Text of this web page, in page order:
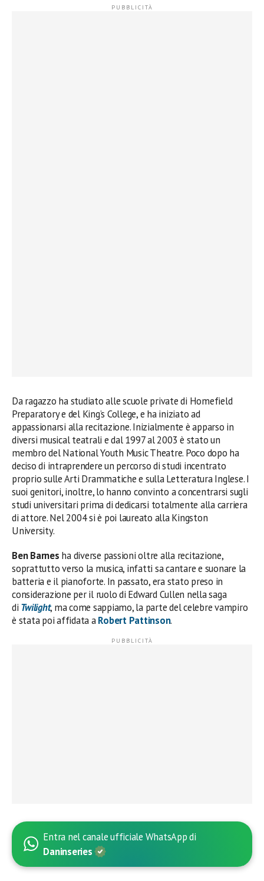
Da ragazzo ha studiato alle scuole private di Homefield
Preparatory e del King’s College, e ha iniziato ad
appassionarsi alla recitazione. Inizialmente è apparso in
diversi musical teatrali e dal 1997 al 2003 è stato un
membro del National Youth Music Theatre. Poco dopo ha
deciso di intraprendere un percorso di studi incentrato
proprio sulle Arti Drammatiche e sulla Letteratura Inglese. I
suoi genitori, inoltre, lo hanno convinto a concentrarsi sugli
studi universitari prima di dedicarsi totalmente alla carriera
di attore. Nel 2004 si è poi laureato alla Kingston
University.
Ben Barnes ha diverse passioni oltre alla recitazione,
soprattutto verso la musica, infatti sa cantare e suonare la
batteria e il pianoforte. In passato, era stato preso in
considerazione per il ruolo di Edward Cullen nella saga
di Twilight, ma come sappiamo, la parte del celebre vampiro
è stata poi affidata aRobert Pattinson.
Entra nel canale ufficiale WhatsApp di
Daninseries